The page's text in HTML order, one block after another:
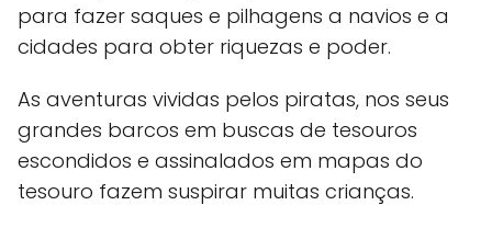
para fazer saques e pilhagens a navios e a
cidades para obter riquezas e poder.
As aventuras vividas pelos piratas, nos seus
grandes barcos em buscas de tesouros
escondidos e assinalados em mapas do
tesouro fazem suspirar muitas crianças.